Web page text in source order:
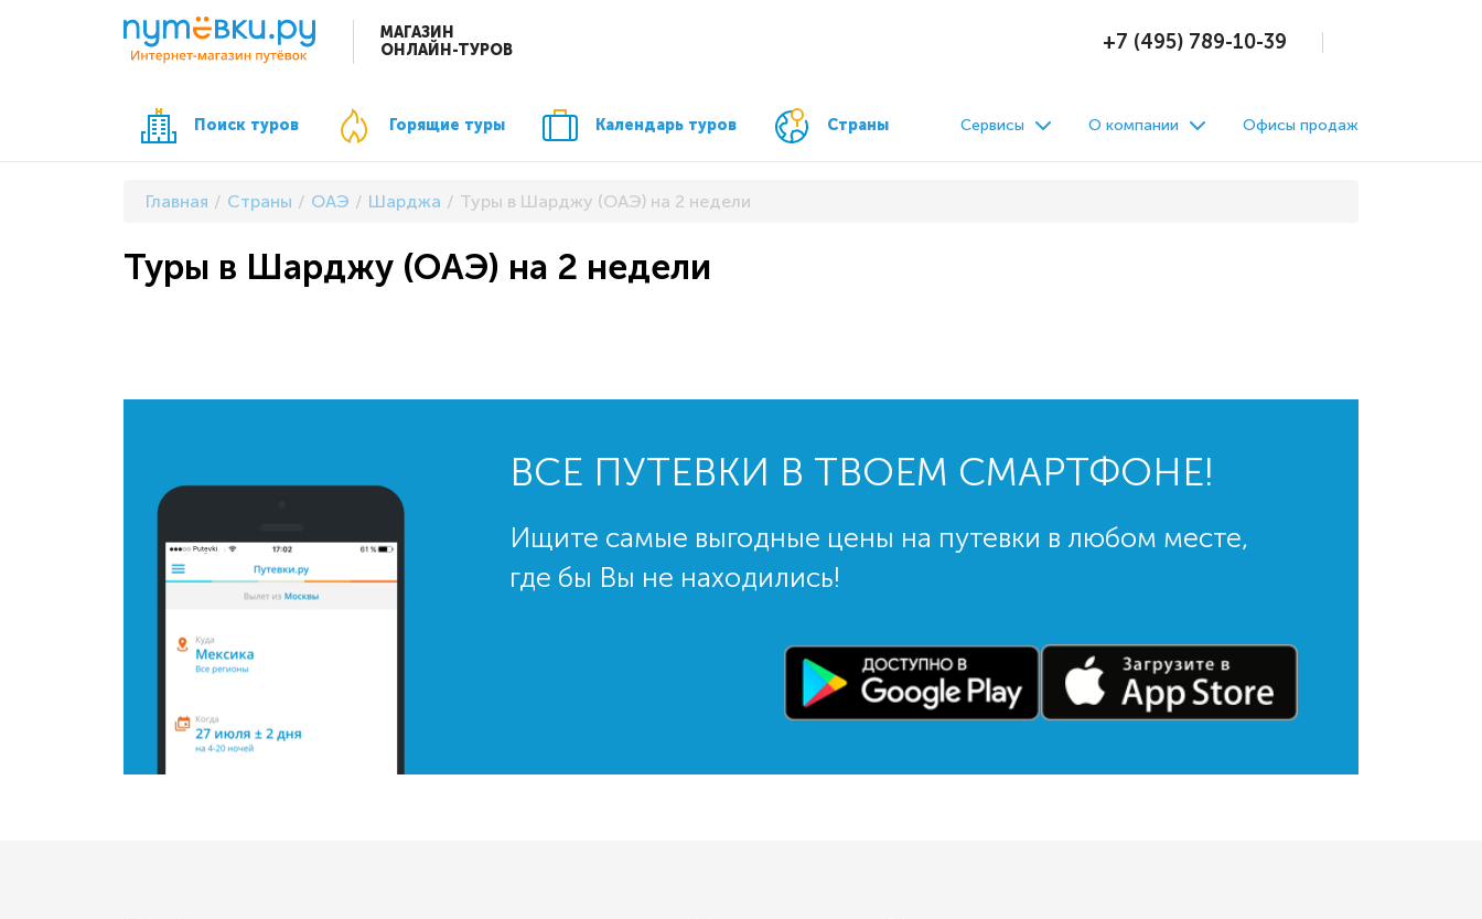
МАГАЗИН
ОНЛАЙН-ТУРОВ
+7 (495) 789-10-39
Поиск туров Горящие туры Календарь туров Страны Сервисы О компании Офисы продаж
Главная Страны ОАЭ Шарджа Туры в Шарджу (ОАЭ) на 2 недели
Туры в Шарджу (ОАЭ) на 2 недели
ВСЕ ПУТЕВКИ В ТВОЕМ СМАРТФОНЕ!
Ищите самые выгодные цены на путевки в любом месте,
где бы Вы не находились!